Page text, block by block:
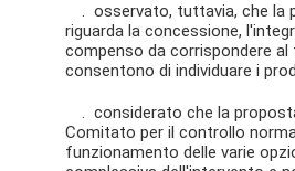
. osservato, tuttavia, che la
riguarda la concessione,
compenso da corrispondere
consentono di individuare i
. considerato che la
Comitato per il controllo
funzionamento delle varie